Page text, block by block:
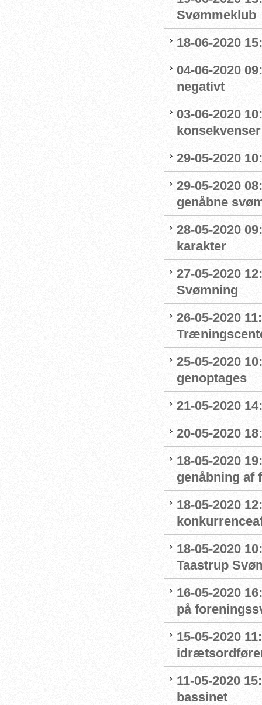
Svømmeklub
18-06-2020
04-06-2020
negativt
03-06-2020
29-05-2020
29-05-2020
genåbne
28-05-2020
karakter
27-05-2020
Svømning
26-05-2020
25-05-2020
genoptages
21-05-2020
20-05-2020
18-05-2020
genåbning af
18-05-2020
18-05-2020
Taastrup
16-05-2020
på
15-05-2020
11-05-2020
bassinet